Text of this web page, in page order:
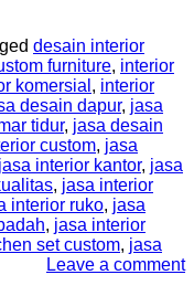
desain interior
furniture, interior
komersial , interior
desain dapur, jasa
tidur, jasa desain
custom, jasa
jasa interior kantor, jasa
, jasa interior
interior ruko, jasa
, jasa interior
set custom, jasa
Leave a comment